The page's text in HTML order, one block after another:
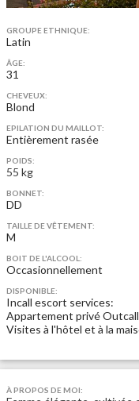
GROUPE ETHNIQUE:
Latin
ÂGE:
31
CHEVEUX:
Blond
EPILATION DU MAILLOT:
Entièrement rasée
POIDS:
55 kg
BONNET:
DD
TAILLE DE VÊTEMENT:
M
BOIT DE L'ALCOOL:
Occasionnellement
DISPONIBLE:
Incall escort services:
Appartement privé
Visites à l'hôtel et à la
À PROPOS DE MOI: